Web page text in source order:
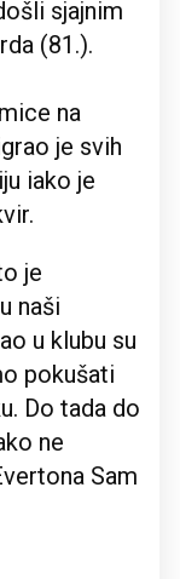
sjajnim
(81.).
na
je svih
iako je
je
naši
u klubu su
pokušati
Do tada do
ne
Sam